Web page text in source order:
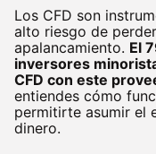
Los CFD son
alto riesgo de
apalancamiento. El
inversores
CFD con este
entiendes cómo
permitirte asumir el
dinero.